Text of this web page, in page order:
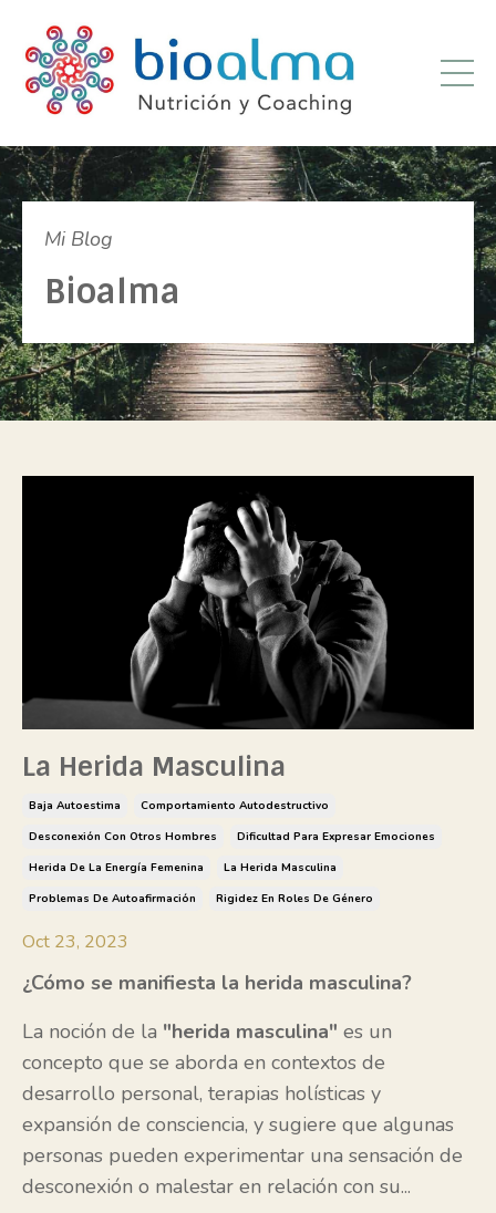
Mi Blog
Bioalma
La Herida Masculina
Baja Autoestima
Comportamiento Autodestructivo
Desconexión Con Otros Hombres
Dificultad Para Expresar Emociones
Herida De La Energía Femenina
La Herida Masculina
Problemas De Autoafirmación
Rigidez En Roles De Género
Oct 23, 2023
¿Cómo se manifiesta la herida masculina?
La noción de la "herida masculina" es un
concepto que se aborda en contextos de
desarrollo personal, terapias holísticas y
expansión de consciencia, y sugiere que algunas
personas pueden experimentar una sensación de
desconexión o malestar en relación con su...